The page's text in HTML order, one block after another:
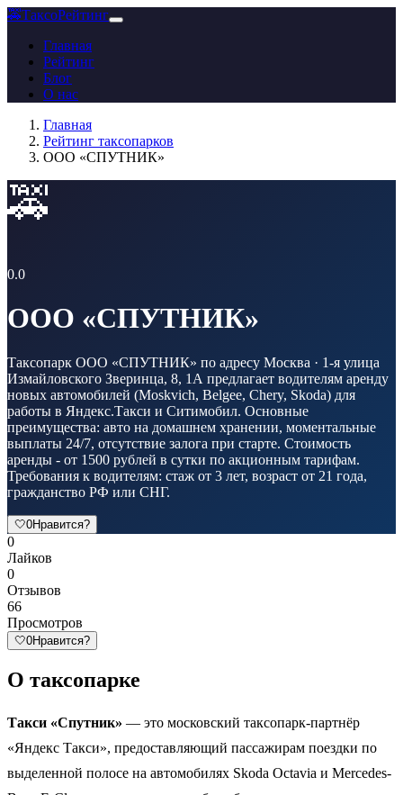
🚕ТаксоРейтинг
Главная
Рейтинг
Блог
О нас
Главная
Рейтинг таксопарков
ООО «СПУТНИК»
🚕
0.0
ООО «СПУТНИК»
Таксопарк ООО «СПУТНИК» по адресу Москва · 1-я улица
Измайловского Зверинца, 8, 1А предлагает водителям аренду
новых автомобилей (Moskvich, Belgee, Chery, Skoda) для
работы в Яндекс.Такси и Ситимобил. Основные
преимущества: авто на домашнем хранении, моментальные
выплаты 24/7, отсутствие залога при старте. Стоимость
аренды - от 1500 рублей в сутки по акционным тарифам.
Требования к водителям: стаж от 3 лет, возраст от 21 года,
гражданство РФ или СНГ.
🤍0Нравится?
0
Лайков
0
Отзывов
66
Просмотров
🤍0Нравится?
О таксопарке
Такси «Спутник» — это московский таксопарк-партнёр
«Яндекс Такси», предоставляющий пассажирам поездки по
выделенной полосе на автомобилях Skoda Octavia и Mercedes-